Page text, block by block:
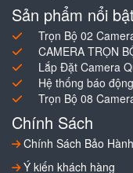
Sản phẩm nổi bật
Trọn Bộ 02
CAMERA TRỌN
Lắp Đặt Camera
Hệ thống báo
Trọn Bộ 08
Chính Sách
Chính Sách Bảo
Ý kiến khách hàng